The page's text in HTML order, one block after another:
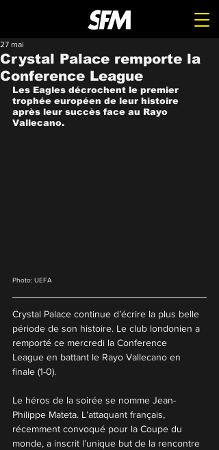
Crystal Palace remporte la
Conference League
27 mai
Les Eagles décrochent le premier
trophée européen de leur histoire
après leur succès face au Rayo
Vallecano.
Photo: UEFA
Crystal Palace continue d’écrire la plus belle
période de son histoire. Le club londonien a
remporté ce mercredi la Conference
League en battant le Rayo Vallecano en
finale (1-0).
Le héros de la soirée se nomme Jean-
Philippe Mateta. L’attaquant français,
récemment convoqué pour la Coupe du
monde, a inscrit l’unique but de la rencontre